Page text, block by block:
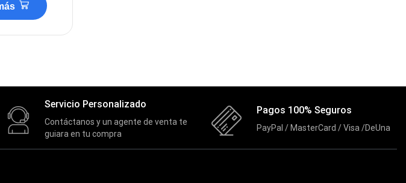
Servicio Personalizado
Contáctanos y un agente de venta te
guiara en tu compra
Pagos 100% Seguros
PayPal / MasterCard / Visa /DeUna